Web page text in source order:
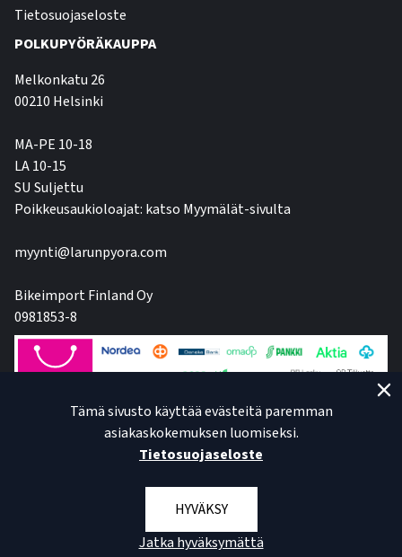
Tietosuojaseloste
POLKUPYÖRÄKAUPPA
Melkonkatu 26
00210 Helsinki
MA-PE 10-18
LA 10-15
SU Suljettu
Poikkeusaukioloajat: katso Myymälät-sivulta
myynti@larunpyora.com
Bikeimport Finland Oy
0981853-8
Tämä sivusto käyttää evästeitä paremman
asiakaskokemuksen luomiseksi.
Tietosuojaseloste
HYVÄKSY
Jatka hyväksymättä